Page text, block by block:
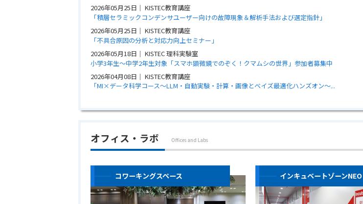
2026年05月25日 ｜ KISTEC教育講座
「積層セラミックコンデンサユーザー向けの故障現象＆解析手法および選定指針」
2026年05月25日 ｜ KISTEC教育講座
「不具合原因の分析と対応力向上セミナー」
2026年05月18日 ｜ KISTEC 理科実験室
小学3年生～中学2年生対象「スマホ顕微鏡でのぞく！クマムシの世界」参加者募集中
2026年04月08日 ｜ KISTEC教育講座
「MI×データ科学コース～LLM・自動実験・計算・画像とベイズ最適化ハンズオン～...
オフィス・ラボ Offices and Labs
コワーキングスペース インキュベートゾーンNEO